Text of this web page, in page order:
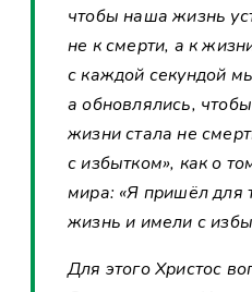
чтобы наша жизнь
не к смерти, а к
с каждой секундой
а обновлялись,
жизни стала не
с избытком», как о
мира: «Я пришёл для
жизнь и имели с
Для этого Христос